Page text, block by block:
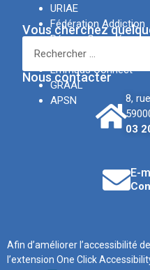
URIAE
Fédération Addiction
Réseau Canopé
IREV
Emmaüs Connect
GRAAL
APSN
Vous cherchez
Nous contacter
8,
03
E-
Afin d’améliorer l’accessibilité
l’extension One Click